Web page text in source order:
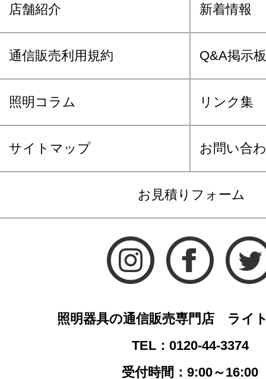
店舗紹介 新着情報
通信販売利用規約 Q&A掲示板
照明コラム リンク集
サイトマップ お問い合
お見積りフォーム
照明器具の通信販売専門店 ライ
TEL：0120-44-3374
受付時間：9:00～16:00